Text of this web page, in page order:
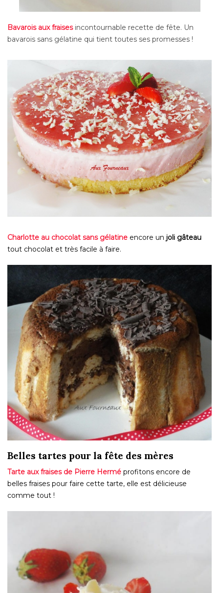
Bavarois aux fraisesincontournable recette de fête. Un
bavarois sans gélatine qui tient toutes ses promesses !
Charlotte au chocolat sans gélatine encore un joli gâteau
tout chocolat et très facile à faire.
Belles tartes pour la fête des mères
Tarte aux fraises de Pierre Hermé profitons encore de
belles fraises pour faire cette tarte, elle est délicieuse
comme tout !